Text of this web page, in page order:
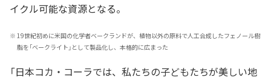
イクル可能な資源となる。
※ 19世紀初めに米国の化学者ベークランドが、植物以外の原料で人工合成したフェノール樹
脂を「ベークライト」として製品化し、本格的に広まった
「日本コカ・コーラでは、私たちの子どもたちが美しい地